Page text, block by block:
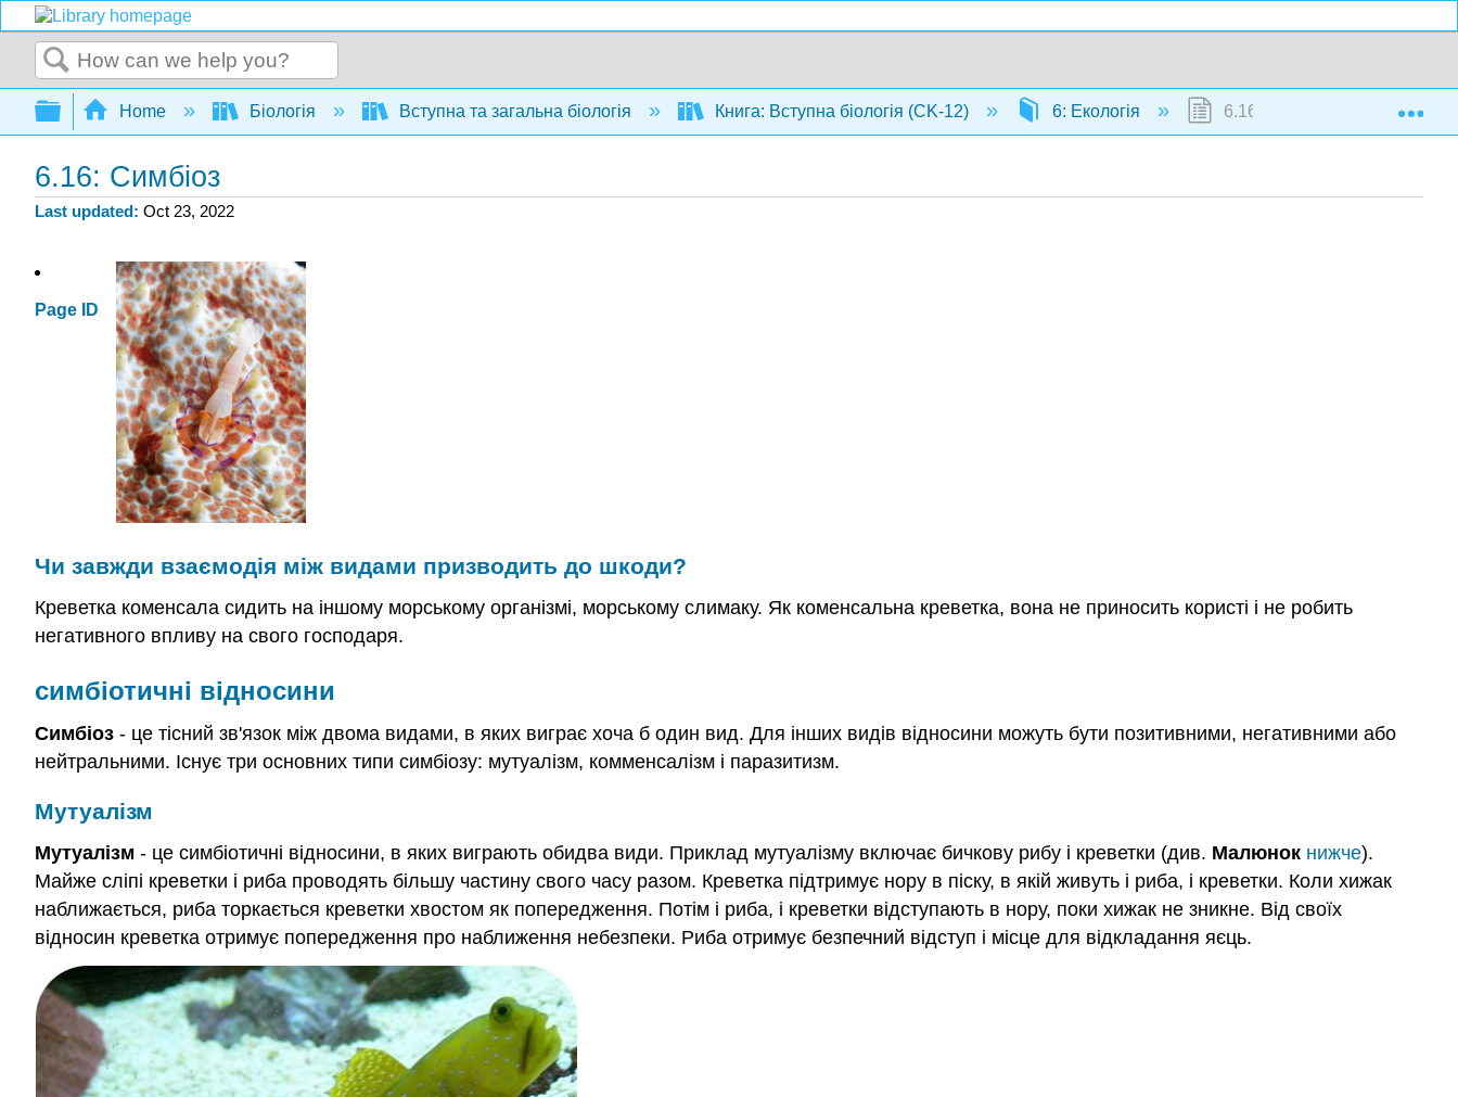
Search
Expand/collapse global hierarchy
Home Біологія Вступна та загальна біологія Книга: Вступна біологія (CK-12) 6: Екологія 6.16: Симбіоз
6.16: Симбіоз
Last updated Oct 23, 2022
Page ID
Чи завжди взаємодія між видами призводить до шкоди?
Креветка коменсала сидить на іншому морському організмі, морському слимаку. Як коменсальна креветка, вона не приносить користі і не робить
негативного впливу на свого господаря.
симбіотичні відносини
Симбіоз - це тісний зв'язок між двома видами, в яких виграє хоча б один вид. Для інших видів відносини можуть бути позитивними, негативними або
нейтральними. Існує три основних типи симбіозу: мутуалізм, комменсалізм і паразитизм.
Мутуалізм
Мутуалізм - це симбіотичні відносини, в яких виграють обидва види. Приклад мутуалізму включає бичкову рибу і креветки (див. Малюнок нижче).
Майже сліпі креветки і риба проводять більшу частину свого часу разом. Креветка підтримує нору в піску, в якій живуть і риба, і креветки. Коли хижак
наближається, риба торкається креветки хвостом як попередження. Потім і риба, і креветки відступають в нору, поки хижак не зникне. Від своїх
відносин креветка отримує попередження про наближення небезпеки. Риба отримує безпечний відступ і місце для відкладання яєць.